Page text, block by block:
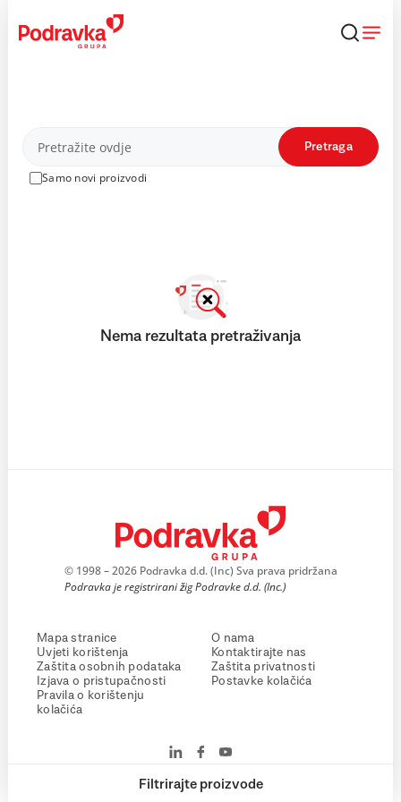
content
Proizvodi
Samo novi proizvodi
Pretraga
Filtrirajte proizvode
Nema rezultata pretraživanja
© 1998 – 2026 Podravka d.d. (Inc) Sva prava pridržana
Podravka je registrirani žig Podravke d.d. (Inc.)
Mapa stranice
Uvjeti korištenja
Zaštita osobnih podataka
Izjava o pristupačnosti
Pravila o korištenju
kolačića
O nama
Kontaktirajte nas
Zaštita privatnosti
Postavke kolačića